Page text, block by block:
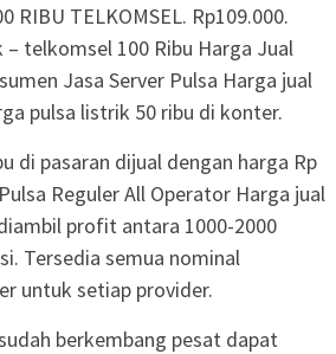
RIBU TELKOMSEL. Rp109.000.
telkomsel 100 Ribu Harga Jual
Jasa Server Pulsa Harga jual
pulsa listrik 50 ribu di konter.
di pasaran dijual dengan harga Rp
Reguler All Operator Harga jual
profit antara 1000-2000
Tersedia semua nominal
untuk setiap provider.
berkembang pesat dapat